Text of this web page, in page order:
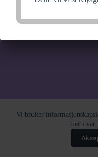
Vi bruker
mer i vår